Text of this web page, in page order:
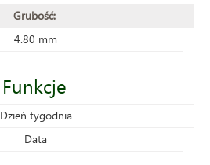
Grubość:
4.80 mm
Funkcje
Dzień tygodnia
Data